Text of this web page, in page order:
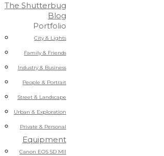
The Shutterbug
Blog
Portfolio
City & Lights
Family & Friends
Industry & Business
People & Portrait
Street & Landscape
Urban & Exploration
Private & Personal
Equipment
Canon EOS 5D MII